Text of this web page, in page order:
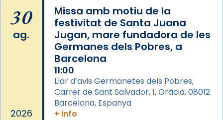
📸 J. Merino
Photo
View on Facebook Share
Arquebisbat de Barcelona
de Barcelona.
2 weeks ago
Aquest dilluns, 27 de juliol, ha tingut lloc la
missa d’acció de gràcies en agraïment al
30
ag.
2026
Missa amb motiu de la
festivitat de Santa Juana
Jugan, mare fundadora de les
Germanes dels Pobres, a
Barcelona
11:00
Llar d’avis Germanetes dels Pobres,
Carrer de Sant Salvador, 1, Gràcia, 08012
Barcelona, Espanya
+ info